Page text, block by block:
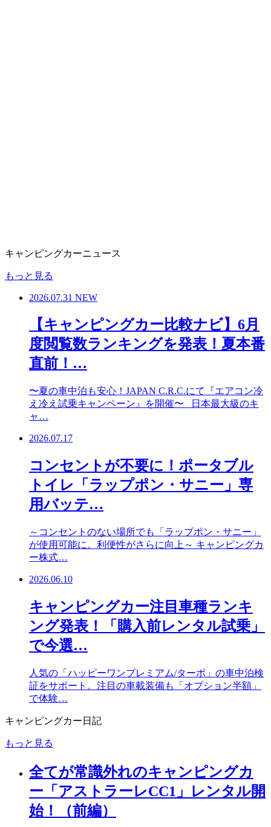
キャンピングカーニュース
もっと見る
2026.07.31 NEW
【キャンピングカー比較ナビ】6月
度閲覧数ランキングを発表！夏本番
直前！…
〜夏の車中泊も安心！JAPAN C.R.C.にて『エアコン冷
え冷え試乗キャンペーン』を開催〜 日本最大級のキ
ャ…
2026.07.17
コンセントが不要に！ポータブル
トイレ「ラップポン・サニー」専
用バッテ…
～コンセントのない場所でも「ラップポン・サニー」
が使用可能に。利便性がさらに向上～ キャンピングカ
ー株式…
2026.06.10
キャンピングカー注目車種ランキ
ング発表！「購入前レンタル試乗」
で今選…
人気の「ハッピーワンプレミアム/ターボ」の車中泊検
証をサポート。注目の車載装備も「オプション半額」
で体験…
キャンピングカー日記
もっと見る
全てが常識外れのキャンピングカ
ー「アストラーレCC1」レンタル開
始！（前編）